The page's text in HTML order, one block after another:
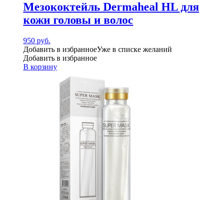
Мезококтейль Dermaheal HL для
кожи головы и волос
950 руб.
Добавить в избранноеУже в списке желаний
Добавить в избранное
В корзину